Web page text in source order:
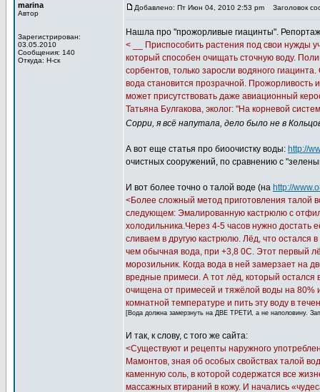
marina
Автор
Зарегистрирован:
03.05.2010
Сообщения: 140
Откуда: Н-ск
Добавлено: Пт Июн 04, 2010 2:53 pm Заголовок
Нашла про "прожорливые гиацинты".
< __ Приспособить растения под свои нужды
который способен очищать сточную воду.
сорбентов, только заросли водяного
вода становится прозрачной. Прожорливость
может присутствовать даже авиационный
Татьяна Булгакова, эколог: "На корневой
Сорри, я всё напутала, дело было не в
А вот еще статья про биоочистку воды: http://
очистных сооружений, по сравнению с
И вот более точно о талой воде (на http://
<Более сложный метод приготовления талой
следующем: Эмалированную кастрюлю с
холодильника.Через 4-5 часов нужно достать
сливаем в другую кастрюлю. Лёд, что остался
чем обычная вода, при +3,8 0C. Этот первый
морозильник. Когда вода в ней замерзает на
вредные примеси. А тот лёд, который остался
очищена от примесей и тяжёлой воды на 80%
комнатной температуре и пить эту воду в
[Вода должна замерзнуть на ДВЕ ТРЕТИ, а не наполовину.
И так, к слову, с того же сайта:
<Существуют и рецепты наружного
Мамонтов, зная об особых свойствах талой
каменную соль, в которой содержатся все
массажных втираний в кожу. И начались